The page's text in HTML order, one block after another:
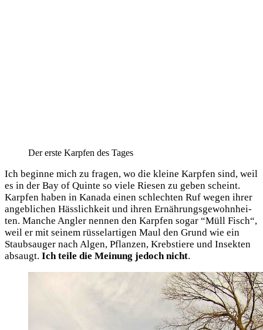
Der ers­te Karp­fen des Tages
Ich begin­ne mich zu fra­gen, wo die klei­ne Karp­fen sind, weil
es in der Bay of Quin­te so vie­le Rie­sen zu geben scheint.
Karp­fen haben in Kana­da einen schlech­ten Ruf wegen ihrer
angeb­li­chen Häss­lich­keit und ihren Ernäh­rungs­ge­wohn­hei­
ten. Man­che Ang­ler nen­nen den Karp­fen sogar “Müll Fisch“,
weil er mit sei­nem rüs­sel­ar­ti­gen Maul den Grund wie ein
Staub­sauger nach Algen, Pflan­zen, Krebs­tie­re und Insek­ten
absaugt. Ich tei­le die Mei­nung jedoch nicht.